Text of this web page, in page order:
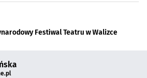
Festiwal Teatru w Walizce